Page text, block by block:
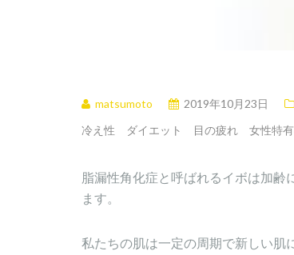
matsumoto 2019年10月23日
冷え性 ダイエット 目の疲れ 女性特
脂漏性角化症と呼ばれるイボは加
ます。
私たちの肌は一定の周期で新しい肌